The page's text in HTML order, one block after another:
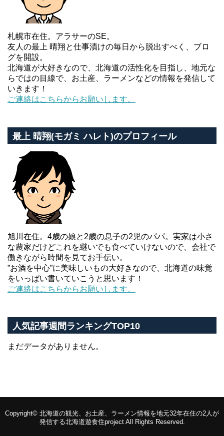
札幌市在住。アラサーのSE。
友人の最上 晴翔と仕事漬けの毎日から脱出すべく、ブロ
グを開設。
北海道が大好きなので、北海道の活性化を目指し、地元な
らではの目線で、お土産、ラーメンなどの情報を発信して
いきます！
ご連絡はこちらからお願いします。
最上 晴翔(モガミ ハレト)のプロフィール
旭川在住。4歳の娘と2歳の息子の2児のパパ。実家は小さ
な農家だけどこれを継いでも食べていけないので、会社で
働きながら時間を見てお手伝い。
”お酒を中心”に美味しいもの大好きなので、北海道の味覚
をいっぱい書いていこうと思います！
ご連絡はこちらからお願いします。
人気記事週間ランキングTOP10
まだデータがありません。
Copyright© 北海道の観光、お土産、ラーメン情報を地元32年在住の2人が
発信する北海道遊食住projectAll Rights Reserved.